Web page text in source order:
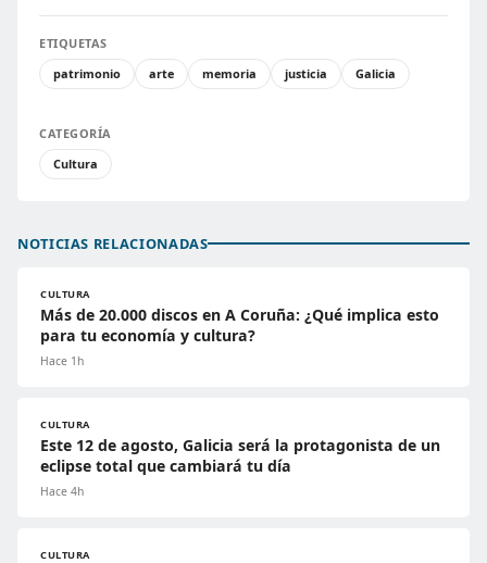
ETIQUETAS
patrimonio
arte memoria justicia Galicia
CATEGORÍA
Cultura
NOTICIAS RELACIONADAS
CULTURA
Más de 20.000 discos en A Coruña: ¿Qué implica esto
para tu economía y cultura?
Hace 1h
CULTURA
Este 12 de agosto, Galicia será la protagonista de un
eclipse total que cambiará tu día
Hace 4h
CULTURA